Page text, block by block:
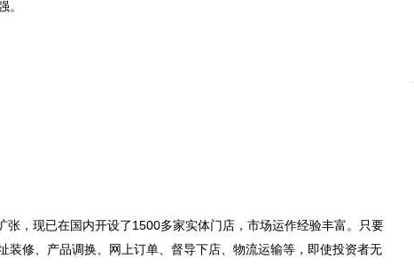
修、产品调换、网上订单、督导下店、物流运输等，即使投资者无